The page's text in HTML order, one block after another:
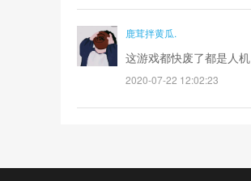
鹿茸拌黄瓜.
这游戏都快废了都是人机
2020-07-22 12:02:23